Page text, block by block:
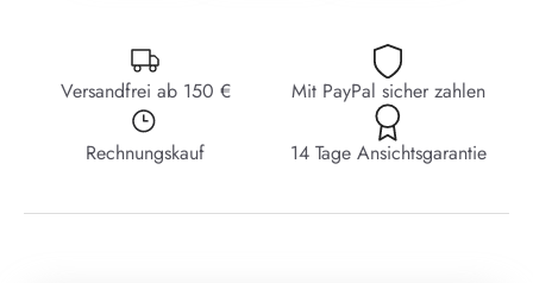
Versandfrei ab 150 € Mit PayPal sicher zahlen
Rechnungskauf 14 Tage Ansichtsgarantie